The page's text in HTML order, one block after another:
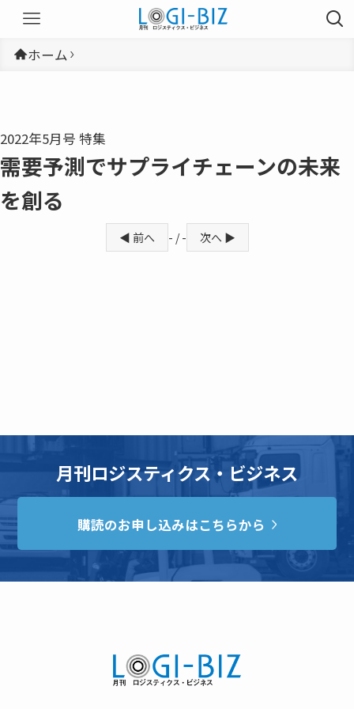
ホーム
2022年5月号 特集
需要予測でサプライチェーンの未来
を創る
◀ 前へ - / - 次へ ▶
月刊ロジスティクス・ビジネス
購読のお申し込みはこちらから